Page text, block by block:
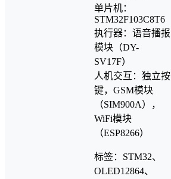
单片机：
STM32F103C8T6
执行器：语音播报
模块（DY-
SV17F）
人机交互：独立按
键，GSM模块
（SIM900A），
WiFi模块
（ESP8266）
标签：STM32、
OLED12864、